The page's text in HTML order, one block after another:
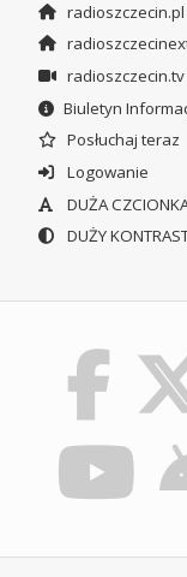
radioszczecin.pl
radioszczecin.tv
Biuletyn
Posłuchaj teraz
Logowanie
DUŻA
DUŻY